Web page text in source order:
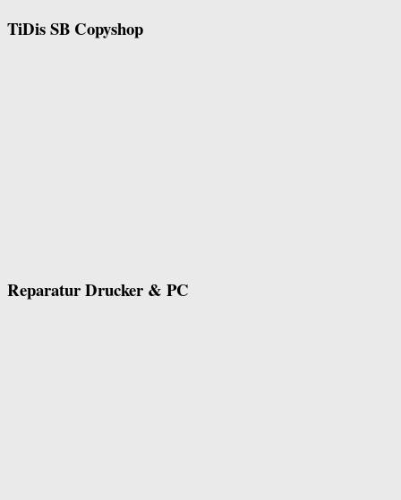
TiDis SB Copyshop
Reparatur Drucker & PC